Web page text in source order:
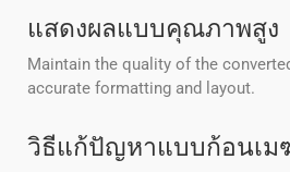
แสดงผลแบบคุณภาพสูง
Maintain the quality of the
accurate formatting and layout.
วิธีแก้ปัญหาแบบก้อนเม